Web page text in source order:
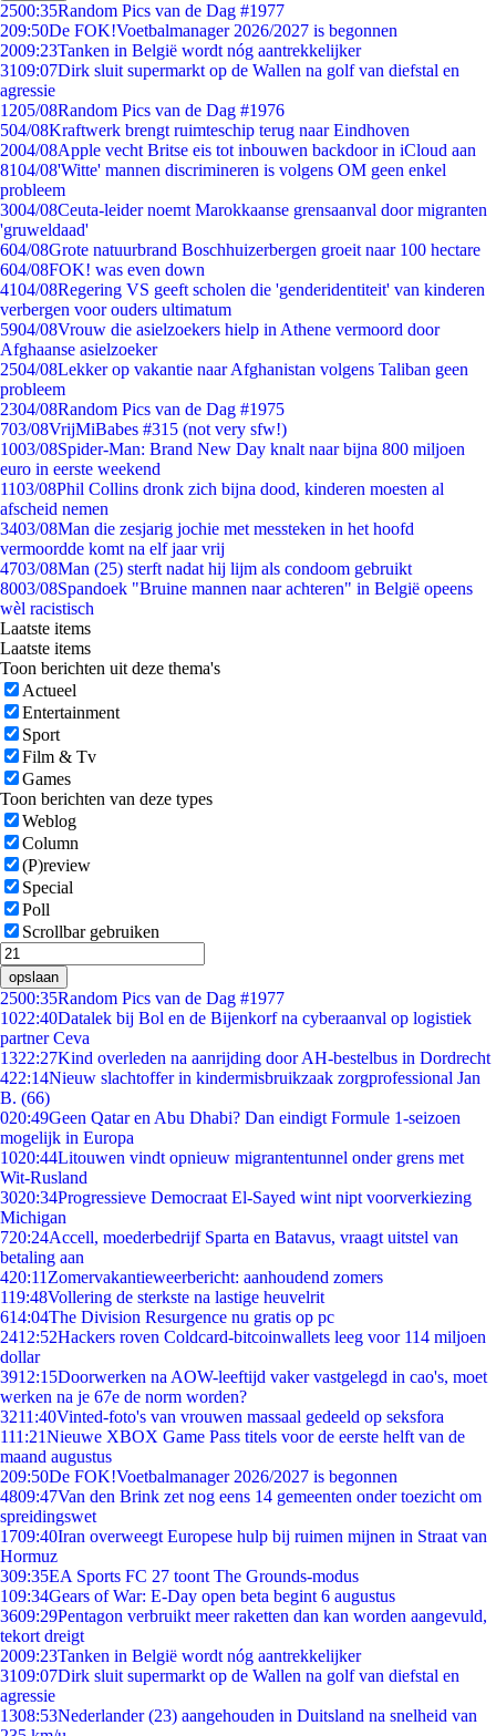
2500:35Random Pics van de Dag #1977
209:50De FOK!Voetbalmanager 2026/2027 is begonnen
2009:23Tanken in België wordt nóg aantrekkelijker
3109:07Dirk sluit supermarkt op de Wallen na golf van diefstal en
agressie
1205/08Random Pics van de Dag #1976
504/08Kraftwerk brengt ruimteschip terug naar Eindhoven
2004/08Apple vecht Britse eis tot inbouwen backdoor in iCloud aan
8104/08'Witte' mannen discrimineren is volgens OM geen enkel
probleem
3004/08Ceuta-leider noemt Marokkaanse grensaanval door migranten
'gruweldaad'
604/08Grote natuurbrand Boschhuizerbergen groeit naar 100 hectare
604/08FOK! was even down
4104/08Regering VS geeft scholen die 'genderidentiteit' van kinderen
verbergen voor ouders ultimatum
5904/08Vrouw die asielzoekers hielp in Athene vermoord door
Afghaanse asielzoeker
2504/08Lekker op vakantie naar Afghanistan volgens Taliban geen
probleem
2304/08Random Pics van de Dag #1975
703/08VrijMiBabes #315 (not very sfw!)
1003/08Spider-Man: Brand New Day knalt naar bijna 800 miljoen
euro in eerste weekend
1103/08Phil Collins dronk zich bijna dood, kinderen moesten al
afscheid nemen
3403/08Man die zesjarig jochie met messteken in het hoofd
vermoordde komt na elf jaar vrij
4703/08Man (25) sterft nadat hij lijm als condoom gebruikt
8003/08Spandoek "Bruine mannen naar achteren" in België opeens
wèl racistisch
Laatste items
Laatste items
Toon berichten uit deze thema's
Actueel
Entertainment
Sport
Film & Tv
Games
Toon berichten van deze types
Weblog
Column
(P)review
Special
Poll
Scrollbar gebruiken
opslaan
2500:35Random Pics van de Dag #1977
1022:40Datalek bij Bol en de Bijenkorf na cyberaanval op logistiek
partner Ceva
1322:27Kind overleden na aanrijding door AH-bestelbus in Dordrecht
422:14Nieuw slachtoffer in kindermisbruikzaak zorgprofessional Jan
B. (66)
020:49Geen Qatar en Abu Dhabi? Dan eindigt Formule 1-seizoen
mogelijk in Europa
1020:44Litouwen vindt opnieuw migrantentunnel onder grens met
Wit-Rusland
3020:34Progressieve Democraat El-Sayed wint nipt voorverkiezing
Michigan
720:24Accell, moederbedrijf Sparta en Batavus, vraagt uitstel van
betaling aan
420:11 Zomervakantieweerbericht: aanhoudend zomers
119:48Vollering de sterkste na lastige heuvelrit
614:04The Division Resurgence nu gratis op pc
2412:52Hackers roven Coldcard-bitcoinwallets leeg voor 114 miljoen
dollar
3912:15Doorwerken na AOW-leeftijd vaker vastgelegd in cao's, moet
werken na je 67e de norm worden?
3211:40Vinted-foto's van vrouwen massaal gedeeld op seksfora
111:21Nieuwe XBOX Game Pass titels voor de eerste helft van de
maand augustus
209:50De FOK!Voetbalmanager 2026/2027 is begonnen
4809:47Van den Brink zet nog eens 14 gemeenten onder toezicht om
spreidingswet
1709:40Iran overweegt Europese hulp bij ruimen mijnen in Straat van
Hormuz
309:35EA Sports FC 27 toont The Grounds-modus
109:34Gears of War: E-Day open beta begint 6 augustus
3609:29Pentagon verbruikt meer raketten dan kan worden aangevuld,
tekort dreigt
2009:23Tanken in België wordt nóg aantrekkelijker
3109:07Dirk sluit supermarkt op de Wallen na golf van diefstal en
agressie
1308:53Nederlander (23) aangehouden in Duitsland na snelheid van